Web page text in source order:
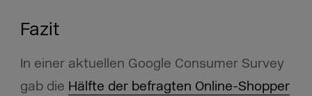
Fazit
In einer aktuellen Google Consumer Survey
gab die Hälfte der befragten Online-Shopper